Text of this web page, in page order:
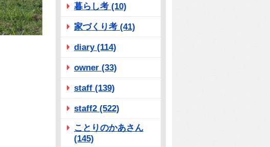
暮らし考 (10)
家づくり考 (41)
diary (114)
owner (33)
staff (139)
staff2 (522)
ことりのかあさん
(145)